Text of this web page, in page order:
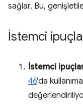
sağlar. Bu,
İstemci
İstemci
46'da